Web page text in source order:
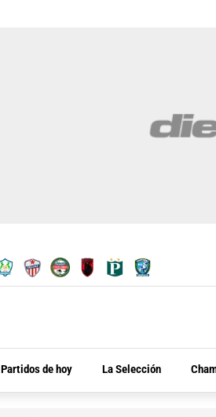
Partidos de hoy La Selección